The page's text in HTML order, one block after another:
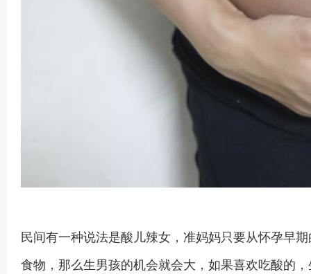
民间有一种说法是酸儿辣女，准妈妈只要从怀孕早
食物，那么生男孩的机会就会大，如果喜欢吃酸的